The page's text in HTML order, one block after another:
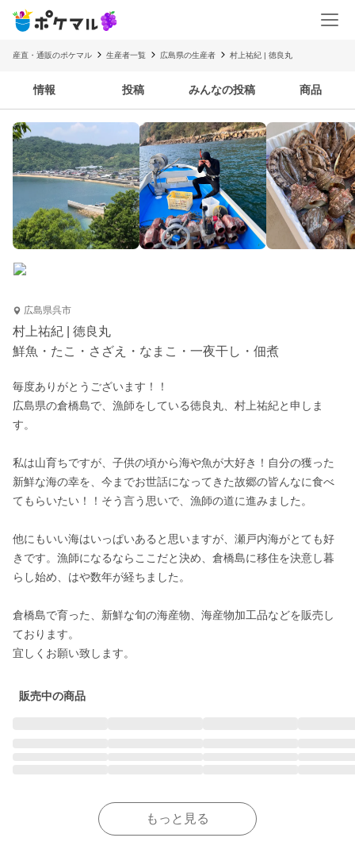
産直・通販のポケマル 生産者一覧 広島県の生産者 村上祐紀 | 徳良丸
情報 投稿 みんなの投稿 商品
広島県呉市
村上祐紀 | 徳良丸
鮮魚・たこ・さざえ・なまこ・一夜干し・佃煮
毎度ありがとうございます！！
広島県の倉橋島で、漁師をしている徳良丸、村上祐紀と申しま
す。
私は山育ちですが、子供の頃から海や魚が大好き！自分の獲った
新鮮な海の幸を、今までお世話になってきた故郷の皆んなに食べ
てもらいたい！！そう言う思いで、漁師の道に進みました。
他にもいい海はいっぱいあると思いますが、瀬戸内海がとても好
きです。漁師になるならここだと決め、倉橋島に移住を決意し暮
らし始め、はや数年が経ちました。
倉橋島で育った、新鮮な旬の海産物、海産物加工品などを販売し
ております。
宜しくお願い致します。
販売中の商品
もっと見る